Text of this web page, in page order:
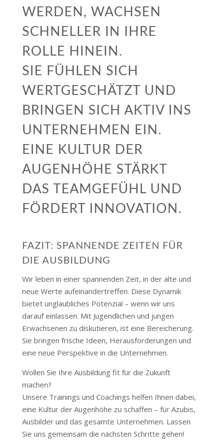
WERDEN, WACHSEN
SCHNELLER IN IHRE
ROLLE HINEIN.
SIE FÜHLEN SICH
WERTGESCHÄTZT UND
BRINGEN SICH AKTIV INS
UNTERNEHMEN EIN.
EINE KULTUR DER
AUGENHÖHE STÄRKT
DAS TEAMGEFÜHL UND
FÖRDERT INNOVATION.
FAZIT: SPANNENDE ZEITEN FÜR
DIE AUSBILDUNG
Wir leben in einer spannenden Zeit, in der alte und
neue Werte aufeinandertreffen. Diese Dynamik
bietet unglaubliches Potenzial – wenn wir uns
darauf einlassen. Mit Jugendlichen und jungen
Erwachsenen zu diskutieren, ist eine Bereicherung.
Sie bringen frische Ideen, Herausforderungen und
eine neue Perspektive in die Unternehmen.
Wollen Sie Ihre Ausbildung fit für die Zukunft
machen?
Unsere Trainings und Coachings helfen Ihnen dabei,
eine Kultur der Augenhöhe zu schaffen – für Azubis,
Ausbilder und das gesamte Unternehmen. Lassen
Sie uns gemeinsam die nächsten Schritte gehen!